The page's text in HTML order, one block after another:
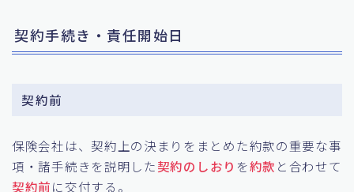
契約手続き・責任開始日
契約前
保険会社は、契約上の決まりをまとめた約款の重要な事
項・諸手続きを説明した契約のしおり を約款 と合わせて
契約前に交付する。